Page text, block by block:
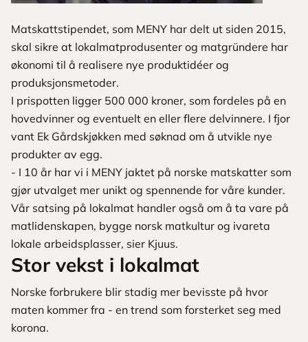
Matskattstipendet, som MENY har delt ut siden 2015,
skal sikre at lokalmatprodusenter og matgründere har
økonomi til å realisere nye produktidéer og
produksjonsmetoder.
I prispotten ligger 500 000 kroner, som fordeles på en
hovedvinner og eventuelt en eller flere delvinnere. I fjor
vant Ek Gårdskjøkken med søknad om å utvikle nye
produkter av egg.
- I 10 år har vi i MENY jaktet på norske matskatter som
gjør utvalget mer unikt og spennende for våre kunder.
Vår satsing på lokalmat handler også om å ta vare på
matlidenskapen, bygge norsk matkultur og ivareta
lokale arbeidsplasser, sier Kjuus.
Stor vekst i lokalmat
Norske forbrukere blir stadig mer bevisste på hvor
maten kommer fra - en trend som forsterket seg med
korona.